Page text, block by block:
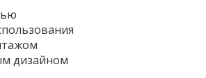
дизайном